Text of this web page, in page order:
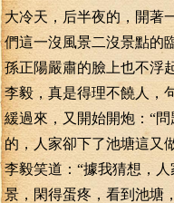
大冷天，后半夜的，開著
們這一沒風景二沒景點的
孫正陽嚴肅的臉上也不浮
李毅，真是得理不饒人
緩過來，又開始開炮：“
的，人家卻下了池塘這又
李毅笑道：“據我猜想，
景，閑得蛋疼，看到池塘